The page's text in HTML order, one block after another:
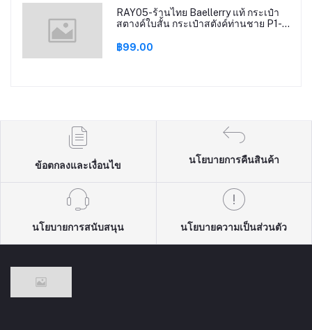
RAY05-ร้านไทย Baellerry แท้ กระเป๋า
สตางค์ใบสั้น กระเป๋าสตังค์ท่านชาย P1-
฿99.00
ข้อตกลงและเงื่อนไข
นโยบายการคืนสินค้า
นโยบายการสนับสนุน นโยบายความเป็นส่วนตัว